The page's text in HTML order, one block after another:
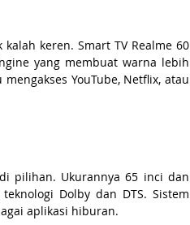
keren. Smart TV Realme 60
yang membuat warna lebih
YouTube, Netflix, atau
pilihan. Ukurannya 65 inci dan
Dolby dan DTS. Sistem
aplikasi hiburan.